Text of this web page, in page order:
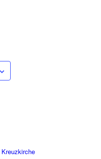
Kreuzkirche